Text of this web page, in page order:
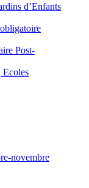
d’Enfants
Post-
Ecoles
novembre